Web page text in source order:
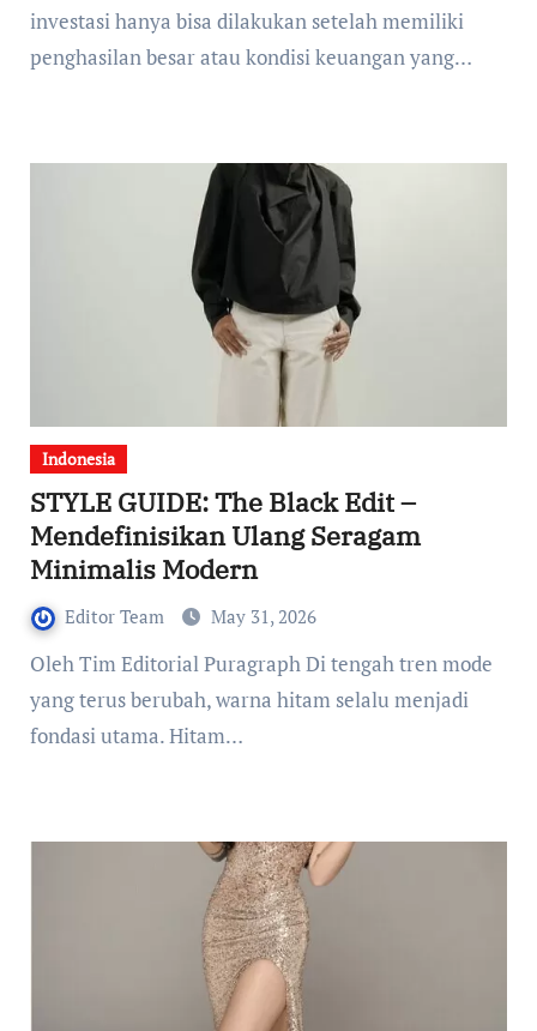
investasi hanya bisa dilakukan setelah memiliki
penghasilan besar atau kondisi keuangan yang…
Indonesia
STYLE GUIDE: The Black Edit –
Mendefinisikan Ulang Seragam
Minimalis Modern
Editor Team May 31, 2026
Oleh Tim Editorial Puragraph Di tengah tren mode
yang terus berubah, warna hitam selalu menjadi
fondasi utama. Hitam…